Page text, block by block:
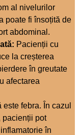
al nivelurilor
poate fi însoțită de
abdominal.
Pacienții cu
la creșterea
în greutate
afectarea
febra. În cazul
pacienții pot
în